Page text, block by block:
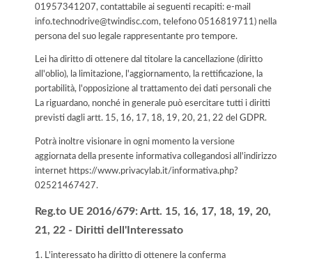
01957341207, contattabile ai seguenti recapiti: e-mail
info.technodrive@twindisc.com, telefono 0516819711) nella
persona del suo legale rappresentante pro tempore.
Lei ha diritto di ottenere dal titolare la cancellazione (diritto
all'oblio), la limitazione, l'aggiornamento, la rettificazione, la
portabilità, l'opposizione al trattamento dei dati personali che
La riguardano, nonché in generale può esercitare tutti i diritti
previsti dagli artt. 15, 16, 17, 18, 19, 20, 21, 22 del GDPR.
Potrà inoltre visionare in ogni momento la versione
aggiornata della presente informativa collegandosi all'indirizzo
internet https://www.privacylab.it/informativa.php?
02521467427.
Reg.to UE 2016/679: Artt. 15, 16, 17, 18, 19, 20,
21, 22 - Diritti dell'Interessato
1. L'interessato ha diritto di ottenere la conferma